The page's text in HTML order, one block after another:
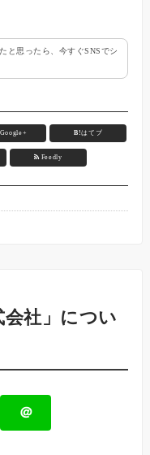
と思ったら、今すぐSNSでシ
Google+ B!はてブ
Feedly
社」につい
＠